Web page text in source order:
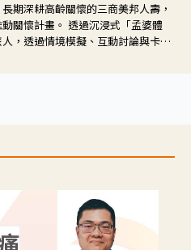
期深耕高齡關懷的三商美邦人壽，
過沉浸式「孟婆體
，透過情境模擬、互動討論與卡牌